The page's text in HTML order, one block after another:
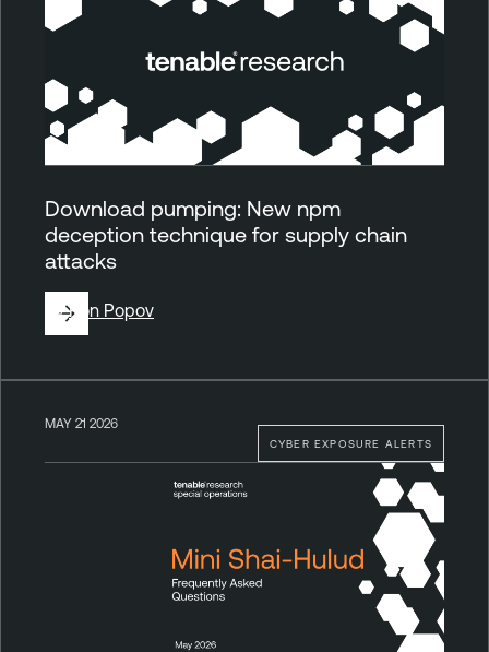
Download pumping: New npm
deception technique for supply chain
attacks
ByRon Popov
CYBER EXPOSURE ALERTS
MAY 21 2026